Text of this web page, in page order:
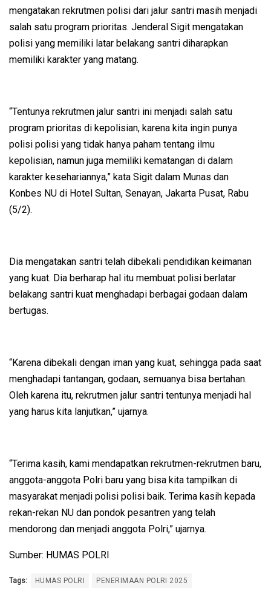
mengatakan rekrutmen polisi dari jalur santri masih menjadi
salah satu program prioritas. Jenderal Sigit mengatakan
polisi yang memiliki latar belakang santri diharapkan
memiliki karakter yang matang.
“Tentunya rekrutmen jalur santri ini menjadi salah satu
program prioritas di kepolisian, karena kita ingin punya
polisi polisi yang tidak hanya paham tentang ilmu
kepolisian, namun juga memiliki kematangan di dalam
karakter kesehariannya,” kata Sigit dalam Munas dan
Konbes NU di Hotel Sultan, Senayan, Jakarta Pusat, Rabu
(5/2).
Dia mengatakan santri telah dibekali pendidikan keimanan
yang kuat. Dia berharap hal itu membuat polisi berlatar
belakang santri kuat menghadapi berbagai godaan dalam
bertugas.
“Karena dibekali dengan iman yang kuat, sehingga pada saat
menghadapi tantangan, godaan, semuanya bisa bertahan.
Oleh karena itu, rekrutmen jalur santri tentunya menjadi hal
yang harus kita lanjutkan,” ujarnya.
“Terima kasih, kami mendapatkan rekrutmen-rekrutmen baru,
anggota-anggota Polri baru yang bisa kita tampilkan di
masyarakat menjadi polisi polisi baik. Terima kasih kepada
rekan-rekan NU dan pondok pesantren yang telah
mendorong dan menjadi anggota Polri,” ujarnya.
Sumber: HUMAS POLRI
Tags: HUMAS POLRI PENERIMAAN POLRI 2025